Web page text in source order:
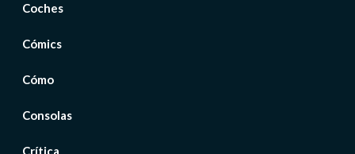
Coches
Cómics
Cómo
Consolas
Crítica